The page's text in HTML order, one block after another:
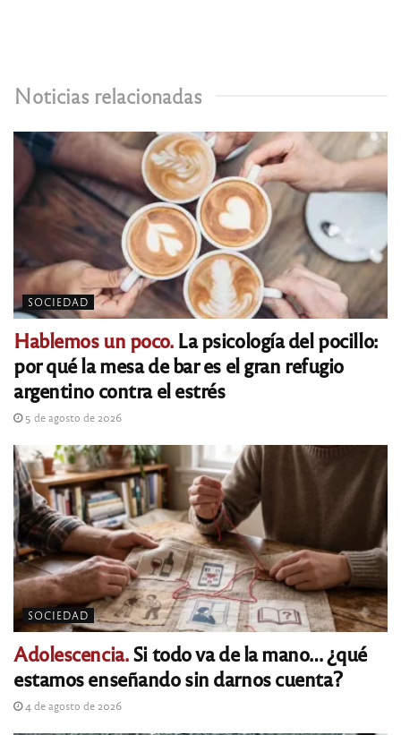
Noticias relacionadas
SOCIEDAD
Hablemos un poco.La psicología del pocillo:
por qué la mesa de bar es el gran refugio
argentino contra el estrés
5 de agosto de 2026
SOCIEDAD
Adolescencia.Si todo va de la mano… ¿qué
estamos enseñando sin darnos cuenta?
4 de agosto de 2026